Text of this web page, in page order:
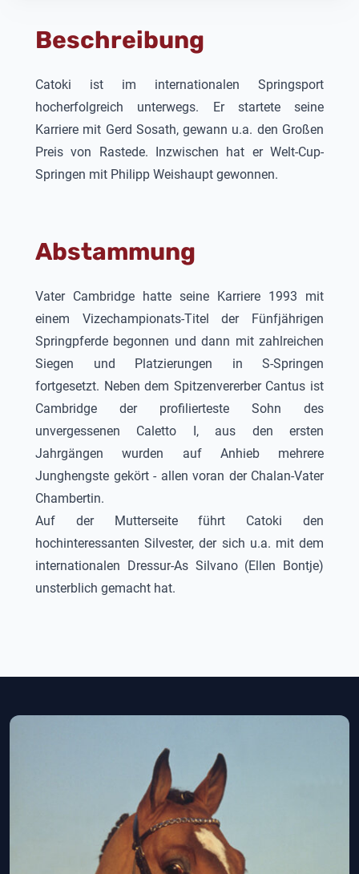
Beschreibung
Catoki ist im internationalen Springsport
hocherfolgreich unterwegs. Er startete seine
Karriere mit Gerd Sosath, gewann u.a. den Großen
Preis von Rastede. Inzwischen hat er Welt-Cup-
Springen mit Philipp Weishaupt gewonnen.
Abstammung
Vater Cambridge hatte seine Karriere 1993 mit
einem Vizechampionats-Titel der Fünfjährigen
Springpferde begonnen und dann mit zahlreichen
Siegen und Platzierungen in S-Springen
fortgesetzt. Neben dem Spitzenvererber Cantus ist
Cambridge der profilierteste Sohn des
unvergessenen Caletto I, aus den ersten
Jahrgängen wurden auf Anhieb mehrere
Junghengste gekört - allen voran der Chalan-Vater
Chambertin.
Auf der Mutterseite führt Catoki den
hochinteressanten Silvester, der sich u.a. mit dem
internationalen Dressur-As Silvano (Ellen Bontje)
unsterblich gemacht hat.